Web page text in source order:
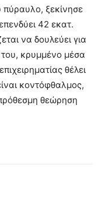
πύραυλο, ξεκίνησε
42 εκατ.
να δουλεύει για
κρυμμένο μέσα
θέλει
κοντόφθαλμος,
θεώρηση